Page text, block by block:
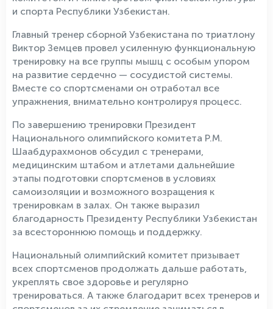
и спорта Республики Узбекистан.
Главный тренер сборной Узбекистана по триатлону
Виктор Земцев провел усиленную функциональную
тренировку на все группы мышц с особым упором
на развитие сердечно — сосудистой системы.
Вместе со спортсменами он отработал все
упражнения, внимательно контролируя процесс.
По завершению тренировки Президент
Национального олимпийского комитета Р.М.
Шаабдурахмонов обсудил с тренерами,
медицинским штабом и атлетами дальнейшие
этапы подготовки спортсменов в условиях
самоизоляции и возможного возращения к
тренировкам в залах. Он также выразил
благодарность Президенту Республики Узбекистан
за всестороннюю помощь и поддержку.
Национальный олимпийский комитет призывает
всех спортсменов продолжать дальше работать,
укреплять свое здоровье и регулярно
тренироваться. А также благодарит всех тренеров и